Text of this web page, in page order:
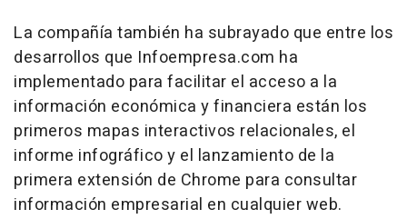
La compañía también ha subrayado que entre los
desarrollos que Infoempresa.com ha
implementado para facilitar el acceso a la
información económica y financiera están los
primeros mapas interactivos relacionales, el
informe infográfico y el lanzamiento de la
primera extensión de Chrome para consultar
información empresarial en cualquier web.